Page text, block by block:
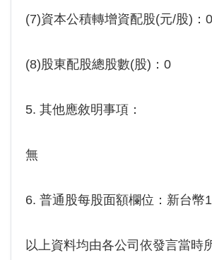
(7)資本公積轉增資配股(元/股)：0
(8)股東配股總股數(股)：0
5. 其他應敘明事項：
無
6. 普通股每股面額欄位：新台幣
以上資料均由各公司依發言當時